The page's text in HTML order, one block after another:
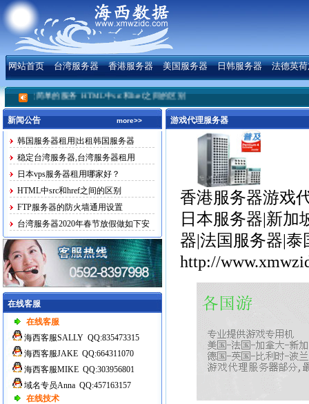
网站首页 台湾服务器 香港服务器 美国服务器 日韩服务器 法德英
简单的服务HTML中src和href之间的区别
新闻公告 more>>
韩国服务器租用|出租韩国服务器
稳定台湾服务器,台湾服务器租用
日本vps服务器租用哪家好？
HTML中src和href之间的区别
FTP服务器的防火墙通用设置
台湾服务器2020年春节放假做如下安
排
在线客服
在线客服
海西客服SALLY QQ:835473315
海西客服JAKE QQ:664311070
海西客服MIKE QQ:303956801
域名专员Anna QQ:457163157
在线技术
游戏代理服务器
香港服务器游戏
日本服务器|新加
器|法国服务器|
http://